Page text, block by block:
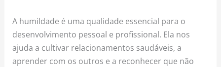
A humildade é uma qualidade essencial para o
desenvolvimento pessoal e profissional. Ela nos
ajuda a cultivar relacionamentos saudáveis, a
aprender com os outros e a reconhecer que não